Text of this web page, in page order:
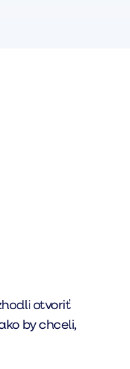
otvoriť
by chceli,